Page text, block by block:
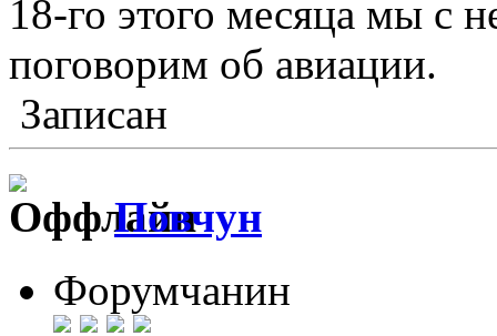
18-го этого месяца мы с
поговорим об авиации.
Записан
Повчун
Форумчанин